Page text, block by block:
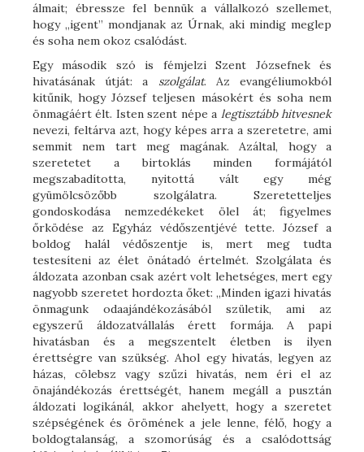
álmait; ébressze fel bennük a vállalkozó szellemet,
hogy „igent” mondjanak az Úrnak, aki mindig meglep
és soha nem okoz csalódást.
Egy második szó is fémjelzi Szent Józsefnek és
hivatásának útját: a szolgálat. Az evangéliumokból
kitűnik, hogy József teljesen másokért és soha nem
önmagáért élt. Isten szent népe a legtisztább hitvesnek
nevezi, feltárva azt, hogy képes arra a szeretetre, ami
semmit nem tart meg magának. Azáltal, hogy a
szeretetet a birtoklás minden formájától
megszabadította, nyitottá vált egy még
gyümölcsözőbb szolgálatra. Szeretetteljes
gondoskodása nemzedékeket ölel át; figyelmes
őrködése az Egyház védőszentjévé tette. József a
boldog halál védőszentje is, mert meg tudta
testesíteni az élet önátadó értelmét. Szolgálata és
áldozata azonban csak azért volt lehetséges, mert egy
nagyobb szeretet hordozta őket: „Minden igazi hivatás
önmagunk odaajándékozásából születik, ami az
egyszerű áldozatvállalás érett formája. A papi
hivatásban és a megszentelt életben is ilyen
érettségre van szükség. Ahol egy hivatás, legyen az
házas, cölebsz vagy szűzi hivatás, nem éri el az
önajándékozás érettségét, hanem megáll a pusztán
áldozati logikánál, akkor ahelyett, hogy a szeretet
szépségének és örömének a jele lenne, félő, hogy a
boldogtalanság, a szomorúság és a csalódottság